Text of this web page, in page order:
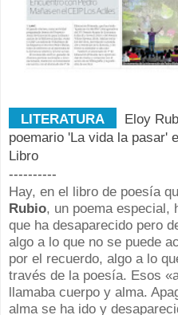
LITERATURA
Eloy
poemario 'La vida la pasar'
Libro
----------
Hay, en el libro de poesía
Rubio, un poema especial,
que ha desaparecido pero
algo a lo que no se puede
por el recuerdo, algo a lo
través de la poesía. Esos
llamaba cuerpo y alma.
alma se ha ido y